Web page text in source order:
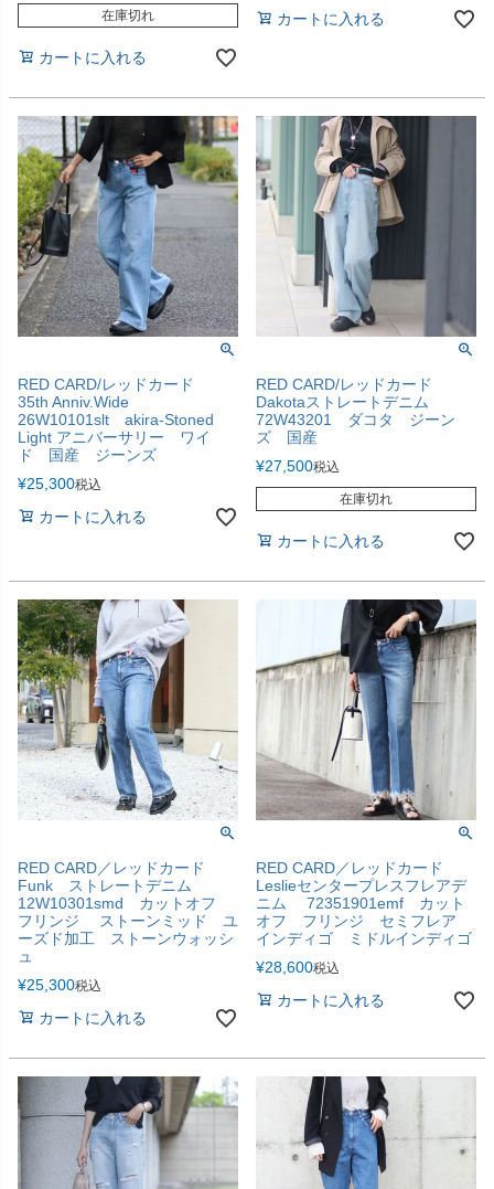
在庫切れ
カートに入れる
カートに入れる
RED CARD/レッドカード
35th Anniv.Wide
26W10101slt akira-Stoned
Light アニバーサリー ワイ
ド 国産 ジーンズ
¥25,300税込
カートに入れる
RED CARD/レッドカード
Dakotaストレートデニム
72W43201 ダコタ ジーン
ズ 国産
¥27,500税込
在庫切れ
カートに入れる
RED CARD／レッドカード
Funk ストレートデニム
12W10301smd カットオフ
フリンジ ストーンミッド ユ
ーズド加工 ストーンウォッシ
ュ
¥25,300税込
カートに入れる
RED CARD／レッドカード
Leslieセンタープレスフレアデ
ニム 72351901emf カット
オフ フリンジ セミフレア
インディゴ ミドルインディゴ
¥28,600税込
カートに入れる